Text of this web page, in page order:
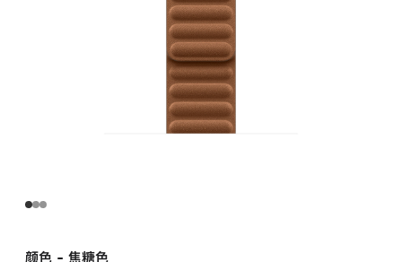
颜色 - 焦糖色